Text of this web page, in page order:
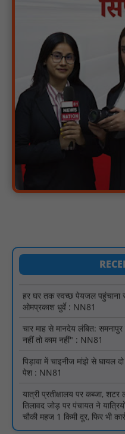
यात्री प्रतीक्षालय पर कब्जा, शटर
तिलावद जोड़ पर पंचायत ने
चौकी महज 1 किमी दूर, फिर भी
जर्जर स्कूल भवन से विद्यार्थियों
NN81
जिला स्तरीय परामर्शदात्री एवं
बैंकर्स पर होगी अनुशासनात्मक
स्वतंत्रता दिवस मुख्य समारोह
जिम्मेदारी : NN81
AVVNL के 6 तकनीकी कार्मिकों को
प्रमुख मांग : NN81
हर घर तक स्वच्छ पेयजल पहुंचाना
चार माह से मानदेय लंबित:
पिड़ावा में चाइनीज मांझे से घायल दो
यात्री प्रतीक्षालय पर कब्जा, शटर
चौकी महज 1 किमी दूर, फिर भी
जर्जर स्कूल भवन से विद्यार्थियों की